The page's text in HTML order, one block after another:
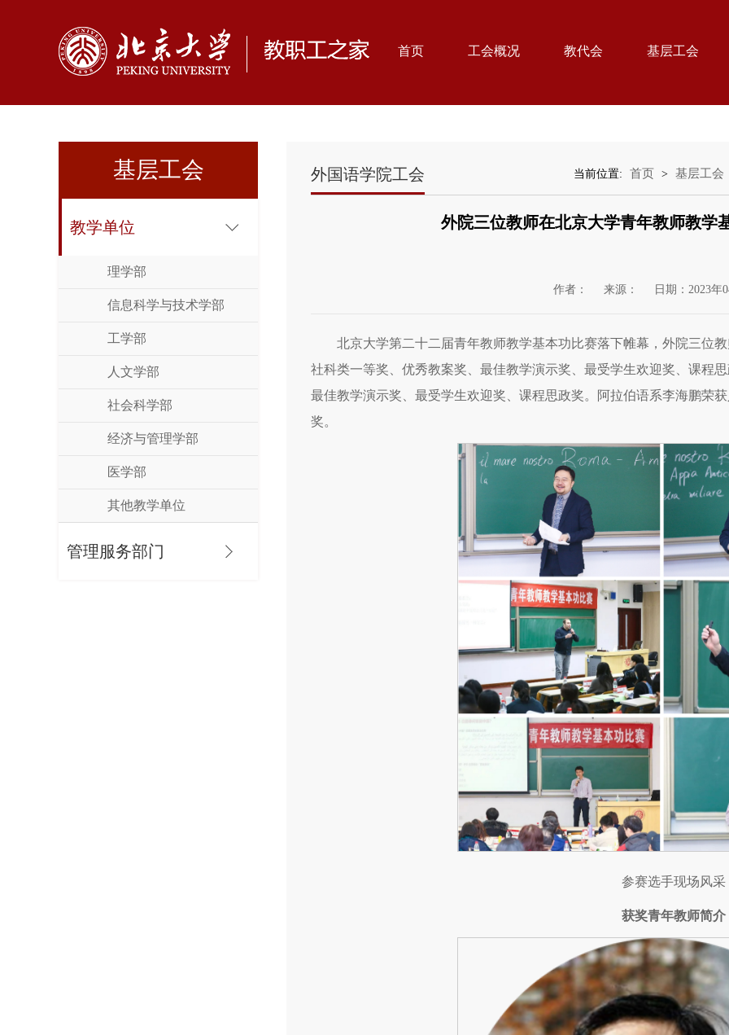
首页 工会概况 教代会 基层工会
基层工会
教学单位
理学部
信息科学与技术学部
工学部
人文学部
社会科学部
经济与管理学部
医学部
其他教学单位
管理服务部门
外国语学院工会 当前位置: 首页 > 基层工会
外院三位教师在北京大学青年教师教学
作者： 来源： 日期：2023年
北京大学第二十二届青年教师教学基本功比赛落下帷幕，外院三位
社科类一等奖、优秀教案奖、最佳教学演示奖、最受学生欢迎奖、课程
最佳教学演示奖、最受学生欢迎奖、课程思政奖。阿拉伯语系李海鹏荣
奖。
参赛选手现场风采
获奖青年教师简介